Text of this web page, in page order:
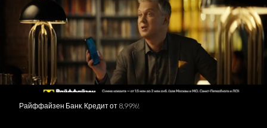
Райффайзен Банк. Кредит от 8,99%!